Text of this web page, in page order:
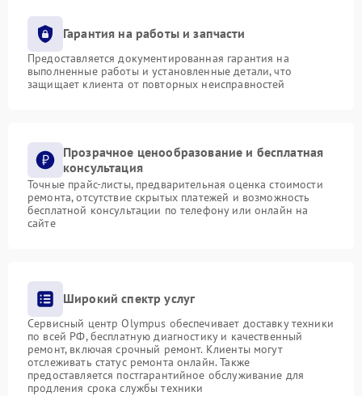
Гарантия на работы и запчасти
Предоставляется документированная гарантия на
выполненные работы и установленные детали, что
защищает клиента от повторных неисправностей
Прозрачное ценообразование и бесплатная
консультация
Точные прайс-листы, предварительная оценка стоимости
ремонта, отсутствие скрытых платежей и возможность
бесплатной консультации по телефону или онлайн на
сайте
Широкий спектр услуг
Сервисный центр Olympus обеспечивает доставку техники
по всей РФ, бесплатную диагностику и качественный
ремонт, включая срочный ремонт. Клиенты могут
отслеживать статус ремонта онлайн. Также
предоставляется постгарантийное обслуживание для
продления срока службы техники